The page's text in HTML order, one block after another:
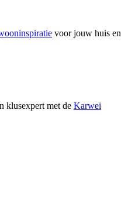
voor jouw huis en
klusexpert met de Karwei